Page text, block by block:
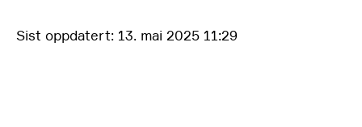
Sist oppdatert: 13. mai 2025 11:29